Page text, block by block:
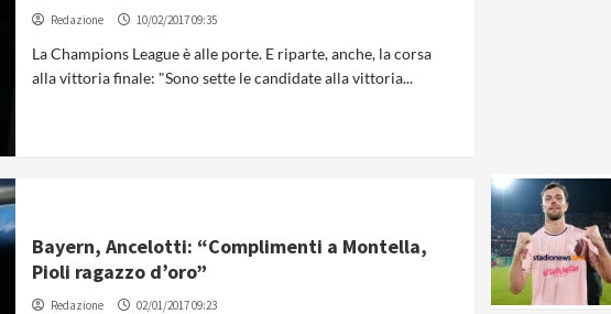
Redazione 10/02/2017 09:35
La Champions League è alle porte. E riparte, anche, la corsa
alla vittoria finale: "Sono sette le candidate alla vittoria...
Bayern, Ancelotti: “Complimenti a Montella,
Pioli ragazzo d’oro”
Redazione 02/01/2017 09:23